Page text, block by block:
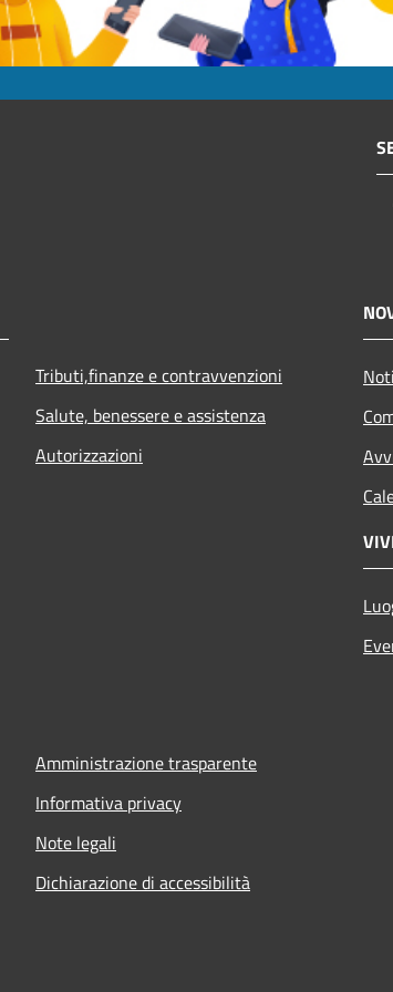
Tributi,finanze e contravvenzioni
Salute, benessere e assistenza
Autorizzazioni
Amministrazione trasparente
Informativa privacy
Note legali
Dichiarazione di accessibilità